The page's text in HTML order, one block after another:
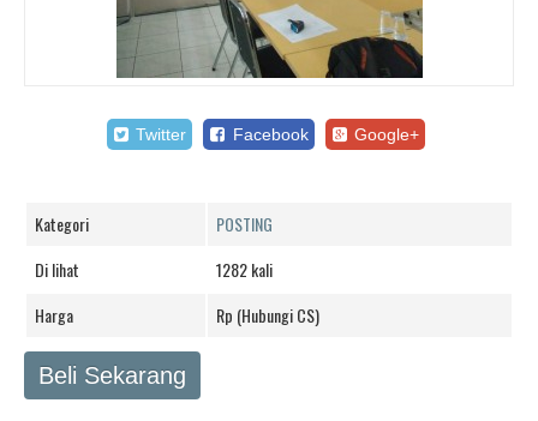
Twitter Facebook Google+
Kategori
POSTING
Di lihat
1282 kali
Harga
Rp (Hubungi CS)
Beli Sekarang